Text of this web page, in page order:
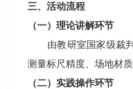
三、活动流程
（一）理论讲解环节
由教研室国家级裁
测量标尺精度、场地材
（二）实践操作环节